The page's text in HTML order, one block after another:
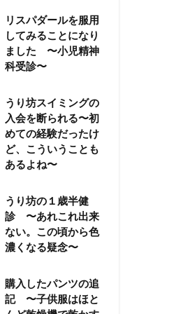
リスパダールを服用
してみることになり
ました 〜小児精神
科受診〜
うり坊スイミングの
入会を断られる〜初
めての経験だったけ
ど、こういうことも
あるよね〜
うり坊の１歳半健
診 〜あれこれ出来
ない。この頃から色
濃くなる疑念〜
購入したパンツの追
記 〜子供服はほと